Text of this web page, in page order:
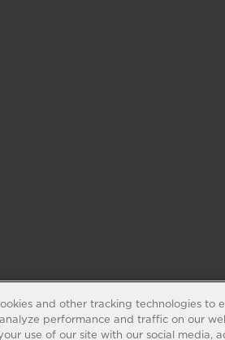
and other tracking technologies to
performance and traffic on our
use of our site with our social media,